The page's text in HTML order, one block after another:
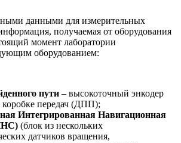
данными для измерительных
получаемая от оборудования
момент лаборатории
оборудованием:
пути – высокоточный энкодер
коробке передач (ДПП);
Интегрированная Навигационная
(блок из нескольких
датчиков вращения,